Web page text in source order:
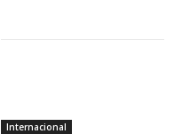
Internacional